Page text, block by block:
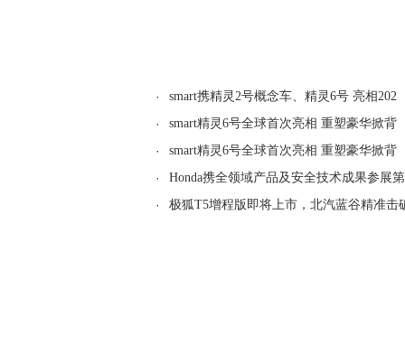
· smart携精灵2号概念车、精灵6号 亮相202
· smart精灵6号全球首次亮相 重塑豪华掀背
· smart精灵6号全球首次亮相 重塑豪华掀背
· Honda携全领域产品及安全技术成果参展第
· 极狐T5增程版即将上市，北汽蓝谷精准击